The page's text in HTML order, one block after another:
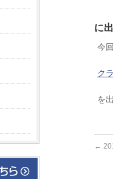
に
今
ク
を
←